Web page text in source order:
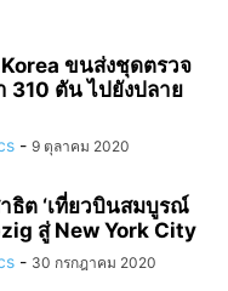
ขนส่งชุดตรวจ
310 ตัน ไปยังปลาย
- 9 ตุลาคม 2020
ธิต ‘เที่ยวบินสมบูรณ์
สู่ New York City
- 30 กรกฎาคม 2020